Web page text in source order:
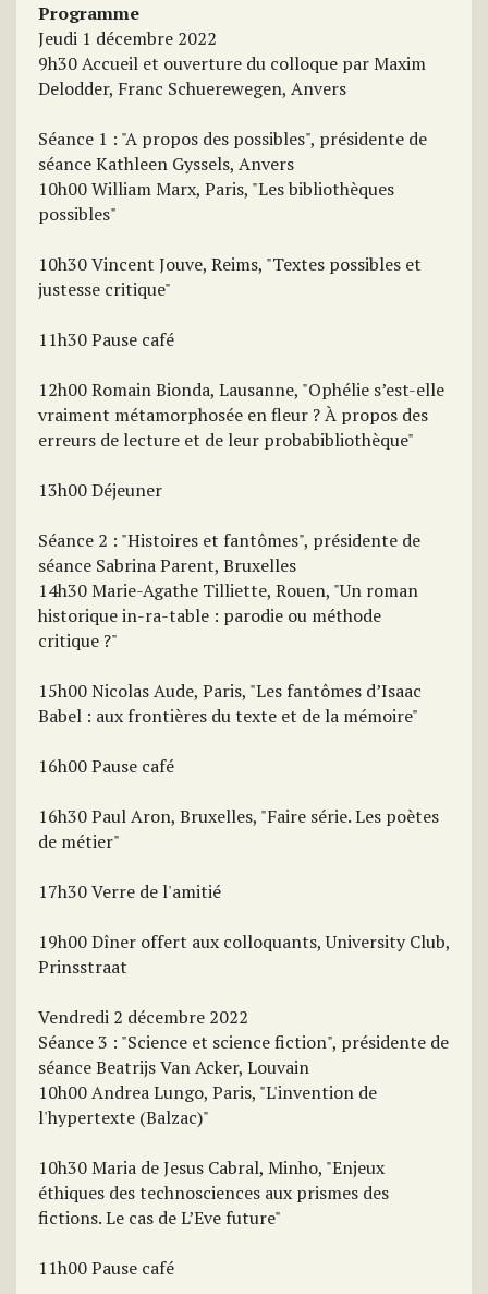
Programme
Jeudi 1 décembre 2022
9h30 Accueil et ouverture du colloque par Maxim
Delodder, Franc Schuerewegen, Anvers
Séance 1 : "A propos des possibles", présidente de
séance Kathleen Gyssels, Anvers
10h00 William Marx, Paris, "Les bibliothèques
possibles"
10h30 Vincent Jouve, Reims, "Textes possibles et
justesse critique"
11h30 Pause café
12h00 Romain Bionda, Lausanne, "Ophélie s’est-elle
vraiment métamorphosée en fleur ? À propos des
erreurs de lecture et de leur probabibliothèque"
13h00 Déjeuner
Séance 2 : "Histoires et fantômes", présidente de
séance Sabrina Parent, Bruxelles
14h30 Marie-Agathe Tilliette, Rouen, "Un roman
historique in-ra-table : parodie ou méthode
critique ?"
15h00 Nicolas Aude, Paris, "Les fantômes d’Isaac
Babel : aux frontières du texte et de la mémoire"
16h00 Pause café
16h30 Paul Aron, Bruxelles, "Faire série. Les poètes
de métier"
17h30 Verre de l'amitié
19h00 Dîner offert aux colloquants, University Club,
Prinsstraat
Vendredi 2 décembre 2022
Séance 3 : "Science et science fiction", présidente de
séance Beatrijs Van Acker, Louvain
10h00 Andrea Lungo, Paris, "L'invention de
l'hypertexte (Balzac)"
10h30 Maria de Jesus Cabral, Minho, "Enjeux
éthiques des technosciences aux prismes des
fictions. Le cas de L’Eve future"
11h00 Pause café